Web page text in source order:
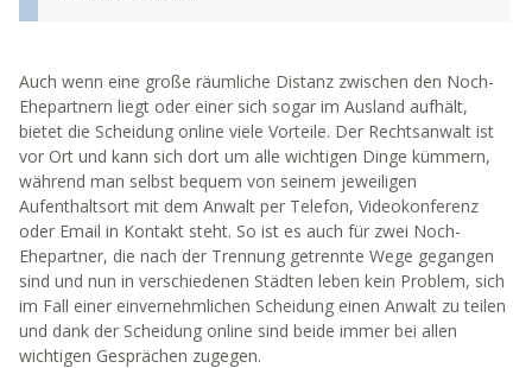
Auch wenn eine große räumliche Distanz zwischen den Noch-
Ehepartnern liegt oder einer sich sogar im Ausland aufhält,
bietet die Scheidung online viele Vorteile. Der Rechtsanwalt ist
vor Ort und kann sich dort um alle wichtigen Dinge kümmern,
während man selbst bequem von seinem jeweiligen
Aufenthaltsort mit dem Anwalt per Telefon, Videokonferenz
oder Email in Kontakt steht. So ist es auch für zwei Noch-
Ehepartner, die nach der Trennung getrennte Wege gegangen
sind und nun in verschiedenen Städten leben kein Problem, sich
im Fall einer einvernehmlichen Scheidung einen Anwalt zu teilen
und dank der Scheidung online sind beide immer bei allen
wichtigen Gesprächen zugegen.